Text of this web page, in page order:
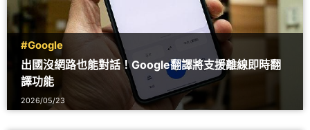
#Google
出國沒網路也能對話！Google翻譯將支援離線即時翻
譯功能
2026/05/23